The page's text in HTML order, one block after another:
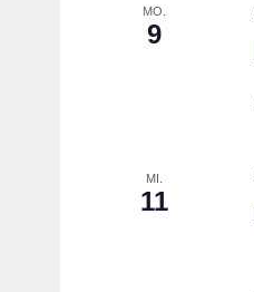
MO.
9
MI.
11